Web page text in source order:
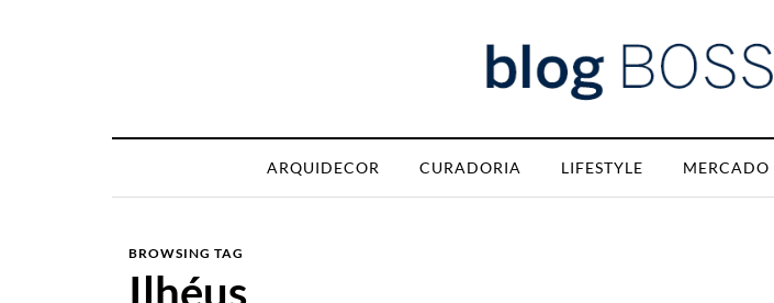
ARQUIDECOR CURADORIA LIFESTYLE MERCADO
BROWSING TAG
Ilhéus